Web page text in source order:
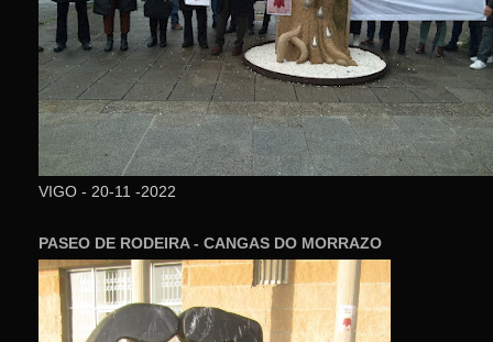
VIGO - 20-11 -2022
PASEO DE RODEIRA - CANGAS DO MORRAZO